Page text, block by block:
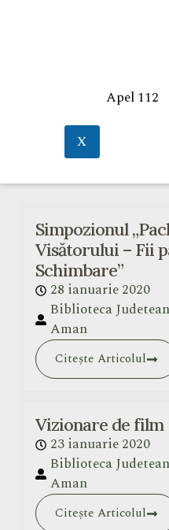
Apel 112
X
Simpozionul
Visătorului – Fii
Schimbare”
28 ianuarie 2020
Biblioteca
Aman
Citește Articolul
Vizionare de film
23 ianuarie 2020
Biblioteca
Aman
Citește Articolul